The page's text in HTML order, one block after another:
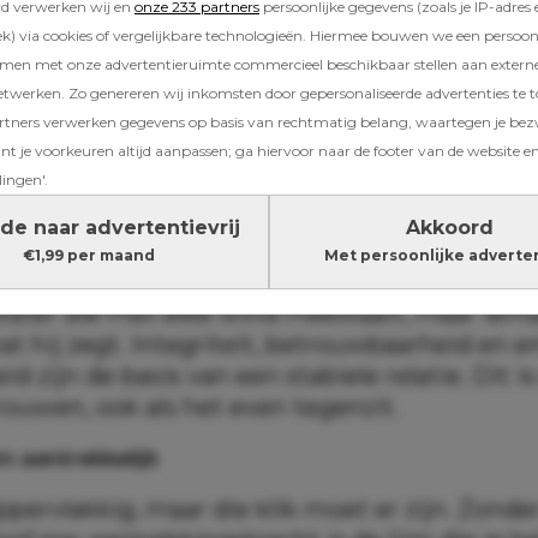
verwerken wij en onze 233 partners persoonlijke gegevens (zoals je IP-adres
via cookies of vergelijkbare technologieën. Hiermee bouwen we een
met onze advertentieruimte commercieel beschikbaar stellen aan
Zo genereren wij inkomsten door gepersonaliseerde advertenties te
verwerken gegevens op basis van rechtmatig belang, waartegen je
je voorkeuren altijd aanpassen; ga hiervoor naar de footer van de website
naar advertentievrij
€1,99 per maand
Akkoord
Met persoonlijke
omdat ze hun yoghurt raar eten, of
niet kunnen. Tsja. Kan. Maar let eens op
stelt . Vind je een man die ze allemaal
goud in handen hebt.
maken een man top notch
die met elke wind meewaait, maar
hij zegt. Integriteit, betrouwbaarheid en
zijn de basis van een stabiele relatie. Dit
ook als het even tegenzit.
aantrekkelijk
maar die klik moet er zijn. Zonder